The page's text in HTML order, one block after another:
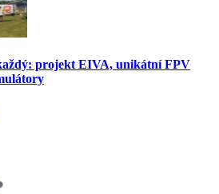
projekt EIVA, unikátní FPV